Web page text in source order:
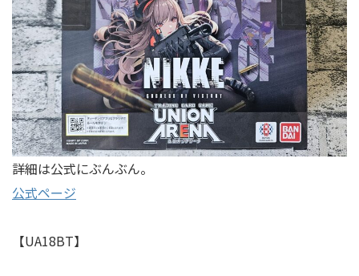
詳細は公式にぶんぶん。
公式ページ
【UA18BT】